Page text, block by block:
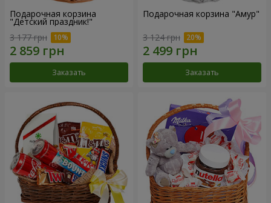
Подарочная корзина
"Детский праздник!"
3 177 грн
Заказать
Подарочная корзина "Амур"
3 124 грн
Заказать